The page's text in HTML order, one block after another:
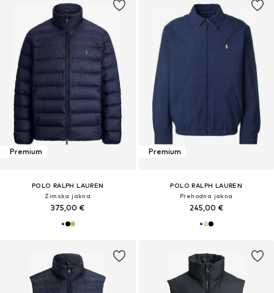
Premium
POLO RALPH LAUREN
Zimska jakna
375,00 €
Premium
POLO RALPH LAUREN
Prehodna jakna
245,00 €